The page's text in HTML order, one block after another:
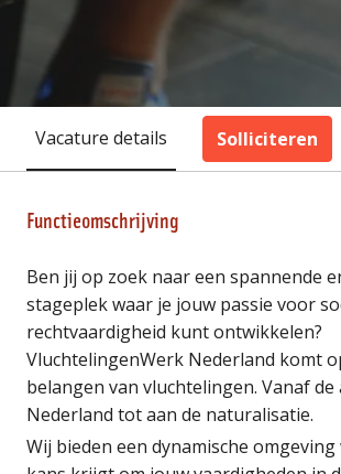
Vacature details Solliciteren
Functieomschrijving
Ben jij op zoek naar een spannende
stageplek waar je jouw passie voor
rechtvaardigheid kunt ontwikkelen?
VluchtelingenWerk Nederland komt
belangen van vluchtelingen. Vanaf
Nederland tot aan de naturalisatie.
Wij bieden een dynamische omgeving